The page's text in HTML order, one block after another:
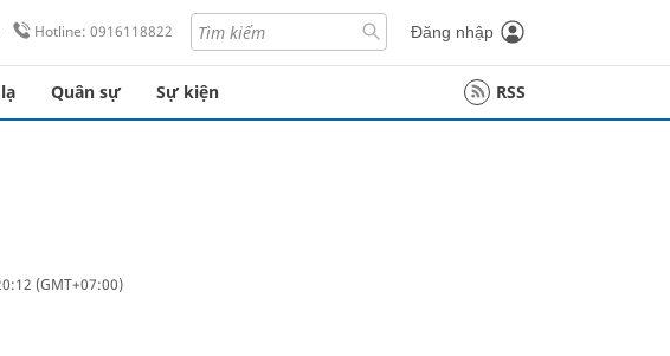
Hotline: 0916118822 Đăng nhập
Quân sự Sự kiện RSS
(GMT+07:00)